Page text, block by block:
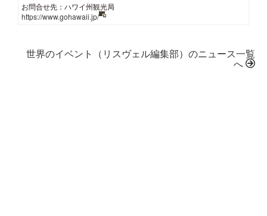
お問合せ先：ハワイ州観光局
https://www.gohawaii.jp/
世界のイベント（リスヴェル編集部）のニュース一覧
へ